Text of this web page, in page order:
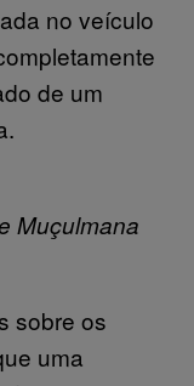
no veículo
de um
Muçulmana
sobre os
uma